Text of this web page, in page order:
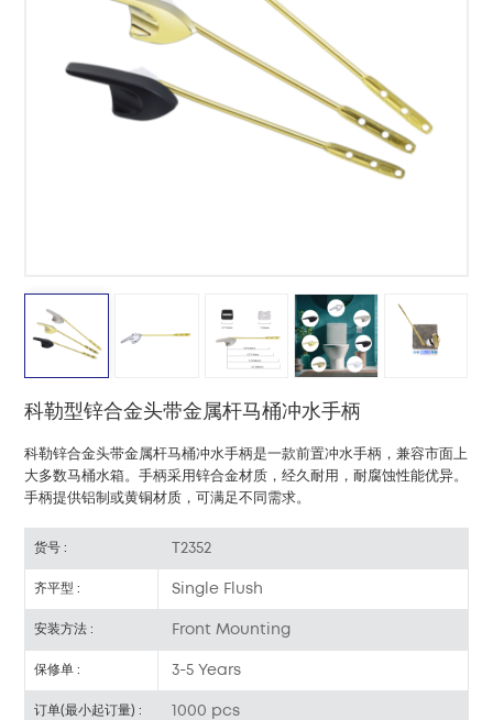
بالعربية
科勒型锌合金头带金属杆马桶冲水手柄
科勒锌合金头带金属杆马桶冲水手柄是一款前置冲水手柄，兼容市面上
大多数马桶水箱。手柄采用锌合金材质，经久耐用，耐腐蚀性能优异。
手柄提供铝制或黄铜材质，可满足不同需求。
货号 : T2352
齐平型 : Single Flush
安装方法 : Front Mounting
保修单 : 3-5 Years
订单(最小起订量) : 1000 pcs